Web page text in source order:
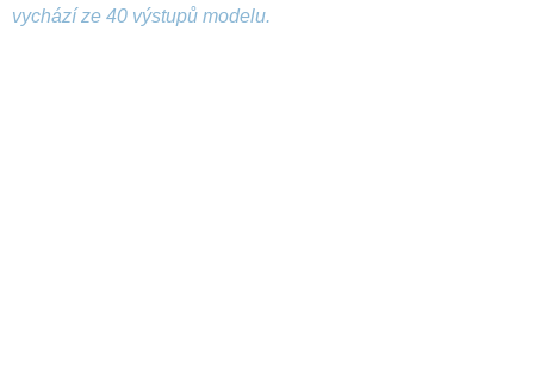
vychází ze 40 výstupů modelu.